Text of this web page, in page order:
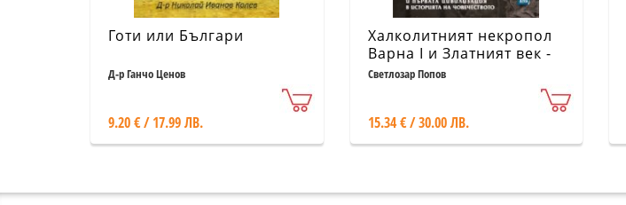
Готи или Българи
Д-р Ганчо Ценов
9.20 € / 17.99 ЛВ.
Халколитният некропол
Варна I и Златният век -
хора, царе и богове
Светлозар Попов
15.34 € / 30.00 ЛВ.